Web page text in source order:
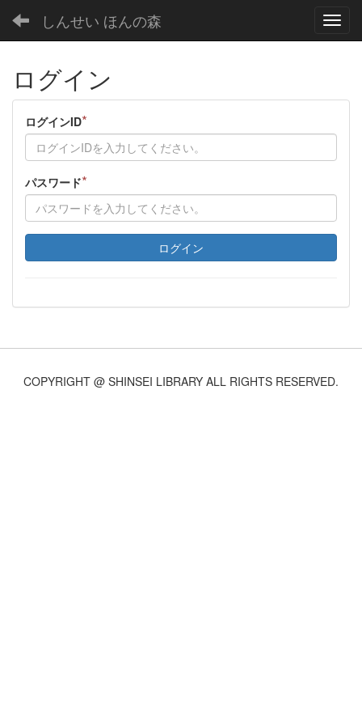
しんせい ほんの森
ログイン
ログインID*
パスワード*
ログイン
COPYRIGHT @ SHINSEI LIBRARY ALL RIGHTS RESERVED.